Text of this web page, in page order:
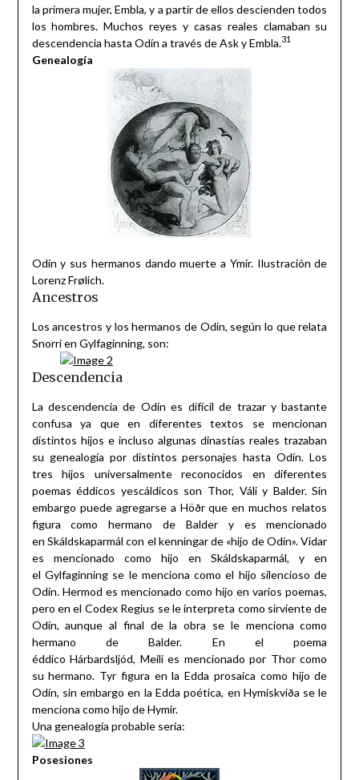
la primera mujer, Embla, y a partir de ellos descienden todos
los hombres. Muchos reyes y casas reales clamaban su
descendencia hasta Odín a través de Ask y Embla.31
Genealogía
Odín y sus hermanos dando muerte a Ymir. Ilustración de
Lorenz Frølich.
Ancestros
Los ancestros y los hermanos de Odín, según lo que relata
Snorri en Gylfaginning, son:
Descendencia
La descendencia de Odín es difícil de trazar y bastante
confusa ya que en diferentes textos se mencionan
distintos hijos e incluso algunas dinastías reales trazaban
su genealogía por distintos personajes hasta Odín. Los
tres hijos universalmente reconocidos en diferentes
poemas éddicos yescáldicos son Thor, Váli y Balder. Sin
embargo puede agregarse a Höðr que en muchos relatos
figura como hermano de Balder y es mencionado
en Skáldskaparmál con el kenningar de «hijo de Odín». Vidar
es mencionado como hijo en Skáldskaparmál, y en
el Gylfaginning se le menciona como el hijo silencioso de
Odín. Hermod es mencionado como hijo en varios poemas,
pero en el Codex Regius se le interpreta como sirviente de
Odín, aunque al final de la obra se le menciona como
hermano de Balder. En el poema
éddico Hárbardsljód, Meili es mencionado por Thor como
su hermano. Tyr figura en la Edda prosaica como hijo de
Odín, sin embargo en la Edda poética, en Hymiskviða se le
menciona como hijo de Hymir.
Una genealogía probable sería:
Posesiones